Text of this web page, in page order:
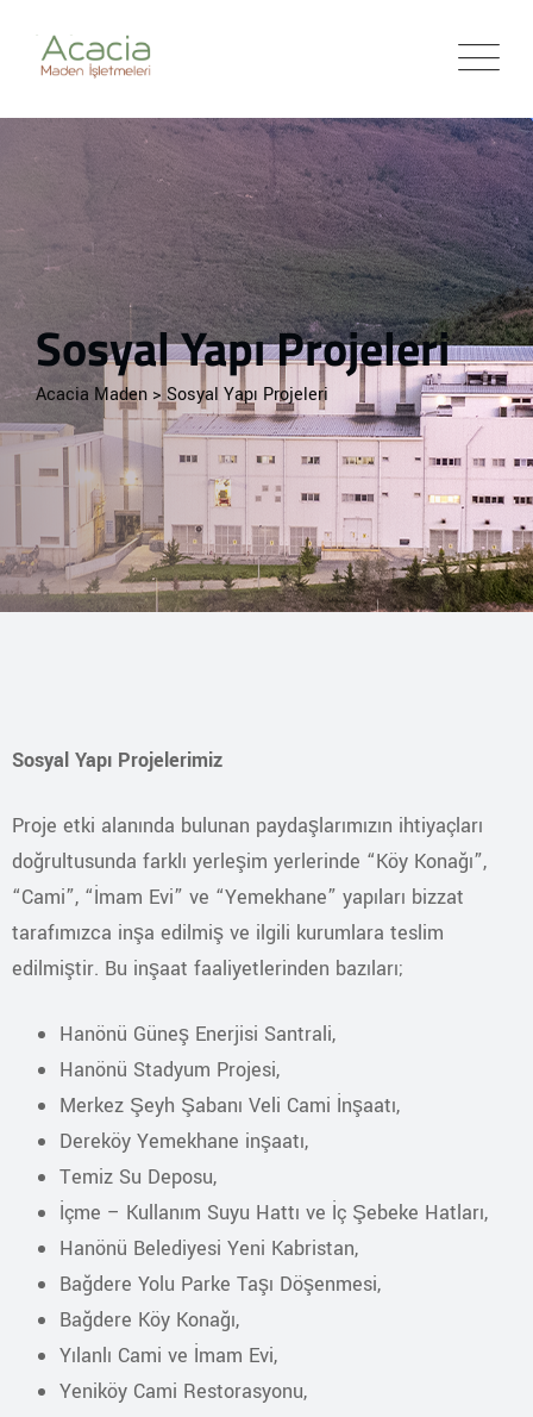
Sosyal Yapı Projeleri
Acacia Maden >Sosyal Yapı Projeleri
Sosyal Yapı Projelerimiz
Proje etki alanında bulunan paydaşlarımızın ihtiyaçları
doğrultusunda farklı yerleşim yerlerinde “Köy Konağı”,
“Cami”, “İmam Evi” ve “Yemekhane” yapıları bizzat
tarafımızca inşa edilmiş ve ilgili kurumlara teslim
edilmiştir. Bu inşaat faaliyetlerinden bazıları;
Hanönü Güneş Enerjisi Santrali,
Hanönü Stadyum Projesi,
Merkez Şeyh Şabanı Veli Cami İnşaatı,
Dereköy Yemekhane inşaatı,
Temiz Su Deposu,
İçme – Kullanım Suyu Hattı ve İç Şebeke Hatları,
Hanönü Belediyesi Yeni Kabristan,
Bağdere Yolu Parke Taşı Döşenmesi,
Bağdere Köy Konağı,
Yılanlı Cami ve İmam Evi,
Yeniköy Cami Restorasyonu,